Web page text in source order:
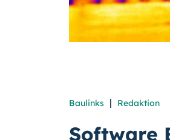
Baulinks | Redaktion
Software